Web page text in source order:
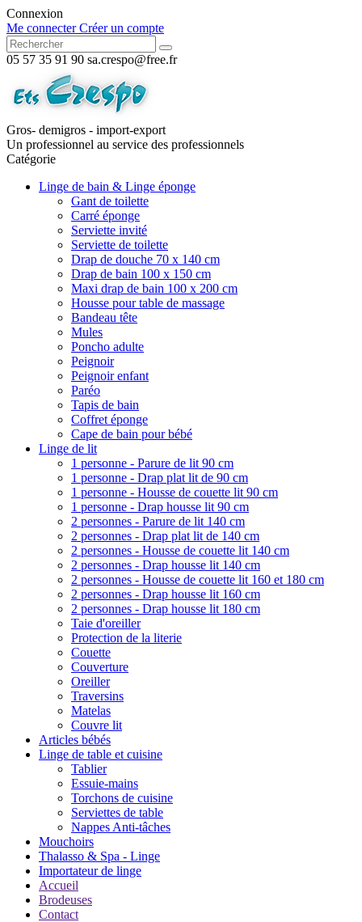
Connexion
Me connecter Créer un compte
05 57 35 91 90 sa.crespo@free.fr
Gros- demigros - import-export
Un professionnel au service des professionnels
Catégorie
Linge de bain & Linge éponge
Gant de toilette
Carré éponge
Serviette invité
Serviette de toilette
Drap de douche 70 x 140 cm
Drap de bain 100 x 150 cm
Maxi drap de bain 100 x 200 cm
Housse pour table de massage
Bandeau tête
Mules
Poncho adulte
Peignoir
Peignoir enfant
Paréo
Tapis de bain
Coffret éponge
Cape de bain pour bébé
Linge de lit
1 personne - Parure de lit 90 cm
1 personne - Drap plat lit de 90 cm
1 personne - Housse de couette lit 90 cm
1 personne - Drap housse lit 90 cm
2 personnes - Parure de lit 140 cm
2 personnes - Drap plat lit de 140 cm
2 personnes - Housse de couette lit 140 cm
2 personnes - Drap housse lit 140 cm
2 personnes - Housse de couette lit 160 et 180 cm
2 personnes - Drap housse lit 160 cm
2 personnes - Drap housse lit 180 cm
Taie d'oreiller
Protection de la literie
Couette
Couverture
Oreiller
Traversins
Matelas
Couvre lit
Articles bébés
Linge de table et cuisine
Tablier
Essuie-mains
Torchons de cuisine
Serviettes de table
Nappes Anti-tâches
Mouchoirs
Thalasso & Spa - Linge
Importateur de linge
Accueil
Brodeuses
Contact